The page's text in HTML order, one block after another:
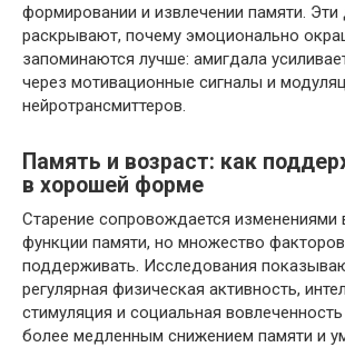
формировании и извлечении памяти.
раскрывают, почему эмоционально
запоминаются лучше: амигдала
через мотивационные сигналы и
нейротрансмиттеров.
Память и возраст: как
в хорошей форме
Старение сопровождается изменениями
функции памяти, но множество
поддерживать. Исследования
регулярная физическая активность,
стимуляция и социальная
более медленным снижением памяти и